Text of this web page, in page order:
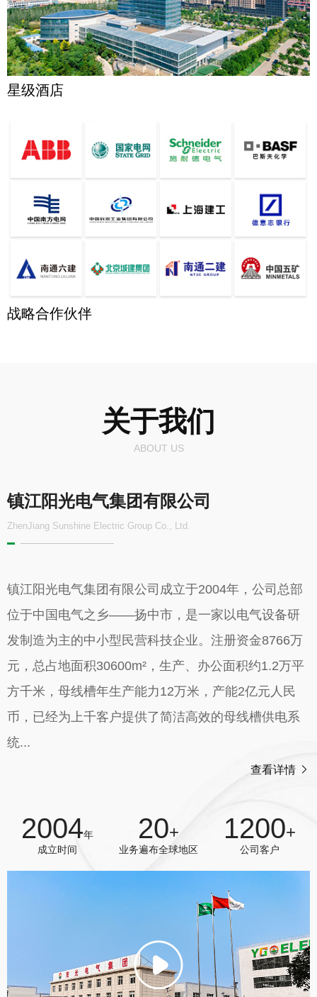
星级酒店
战略合作伙伴
关于我们
ABOUT US
镇江阳光电气集团有限公司
ZhenJiang Sunshine Electric Group Co., Ltd.
镇江阳光电气集团有限公司成立于2004年，公司总部
位于中国电气之乡——扬中市，是一家以电气设备研
发制造为主的中小型民营科技企业。注册资金8766万
元，总占地面积30600m²，生产、办公面积约1.2万平
方千米，母线槽年生产能力12万米，产能2亿元人民
币，已经为上千客户提供了简洁高效的母线槽供电系
统...
查看详情
2004年
成立时间
20+
业务遍布全球地区
1200+
公司客户